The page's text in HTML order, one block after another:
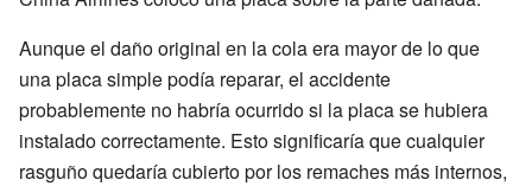
Aunque el daño original en la cola era mayor de lo que
una placa simple podía reparar, el accidente
probablemente no habría ocurrido si la placa se hubiera
instalado correctamente. Esto significaría que cualquier
rasguño quedaría cubierto por los remaches más internos,